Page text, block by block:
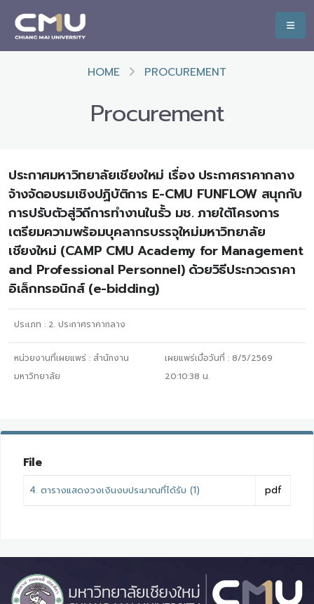
HOME PROCUREMENT
Procurement
ประกาศมหาวิทยาลัยเชียงใหม่ เรื่อง ประกาศราคากลาง
จ้างจัดอบรมเชิงปฏิบัติการ E-CMU FUNFLOW สนุกกับ
การปรับตัวสู่วิถีการทำงานในรั้ว มช. ภายใต้โครงการ
เตรียมความพร้อมบุคลากรบรรจุใหม่มหาวิทยาลัย
เชียงใหม่ (CAMP CMU Academy for Management
and Professional Personnel) ด้วยวิธีประกวดราคา
อิเล็กทรอนิกส์ (e-bidding)
ประเภท : 2. ประกาศราคากลาง
หน่วยงานที่เผยแพร่ : สำนักงาน
มหาวิทยาลัย
เผยแพร่เมื่อวันที่ : 8/5/2569
20:10:38 น.
File
4. ตารางแสดงวงเงินงบประมาณที่ได้รับ (1) pdf